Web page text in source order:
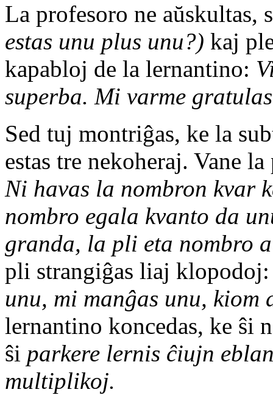
La profesoro ne aŭskultas,
estas unu plus unu?) kaj
kapabloj de la lernantino:
superba. Mi varme
Sed tuj montriĝas, ke la
estas tre nekoheraj. Vane
Ni havas la nombron kvar
nombro egala kvanto da
granda, la pli eta nombro
pli strangiĝas liaj
unu, mi manĝas unu, kiom
lernantino koncedas, ke ŝi
ŝi parkere lernis ĉiujn
multiplikoj.